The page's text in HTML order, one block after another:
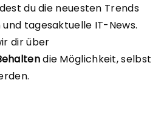
du die neuesten Trends
tagesaktuelle IT-News.
dir über
die Möglichkeit, selbst